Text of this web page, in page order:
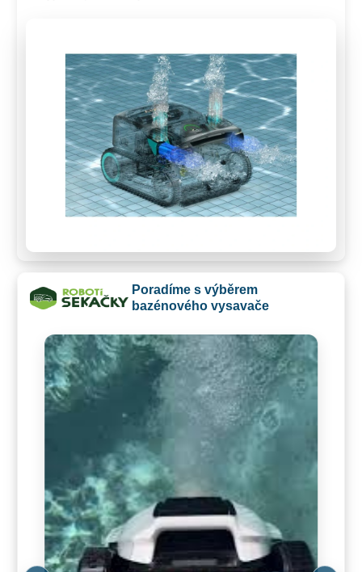
Poradíme s výběrem
bazénového vysavače